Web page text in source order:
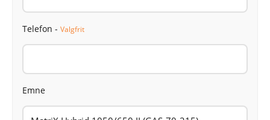
Telefon - Valgfrit
Emne